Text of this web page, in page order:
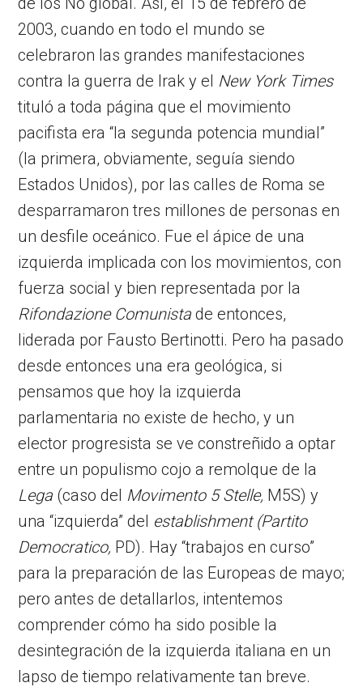
2003, cuando en todo el mundo se
celebraron las grandes manifestaciones
contra la guerra de Irak y el New York Times
tituló a toda página que el movimiento
pacifista era “la segunda potencia mundial”
(la primera, obviamente, seguía siendo
Estados Unidos), por las calles de Roma se
desparramaron tres millones de personas en
un desfile oceánico. Fue el ápice de una
izquierda implicada con los movimientos, con
fuerza social y bien representada por la
Rifondazione Comunista de entonces,
liderada por Fausto Bertinotti. Pero ha pasado
desde entonces una era geológica, si
pensamos que hoy la izquierda
parlamentaria no existe de hecho, y un
elector progresista se ve constreñido a optar
entre un populismo cojo a remolque de la
Lega (caso del Movimento 5 Stelle, M5S) y
una “izquierda” del establishment (Partito
Democratico, PD). Hay “trabajos en curso”
para la preparación de las Europeas de mayo;
pero antes de detallarlos, intentemos
comprender cómo ha sido posible la
desintegración de la izquierda italiana en un
lapso de tiempo relativamente tan breve.